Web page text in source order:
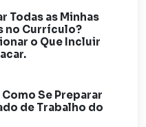
Todas as Minhas
no Currículo?
o Que Incluir
Se Preparar
de Trabalho do